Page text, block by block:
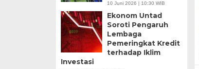
10 Juni 2026 | 10:30 WIB
Ekonom Untad
Soroti Pengaruh
Lembaga
Pemeringkat Kredit
terhadap Iklim
Investasi